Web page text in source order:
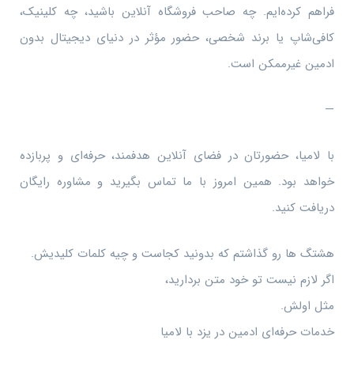
فراهم کرده‌ایم. چه صاحب فروشگاه آنلاین باشید، چه کلینیک،
کافی‌شاپ یا برند شخصی، حضور مؤثر در دنیای دیجیتال بدون
ادمین غیرممکن است.
—
با لامیا، حضورتان در فضای آنلاین هدفمند، حرفه‌ای و پربازده
خواهد بود. همین امروز با ما تماس بگیرید و مشاوره رایگان
دریافت کنید.
هشتگ ها رو گذاشتم که بدونید کجاست و چیه کلمات کلیدیش.
اگر لازم نیست تو خود متن بردارید،
مثل اولش.
خدمات حرفه‌ای ادمین در یزد با لامیا